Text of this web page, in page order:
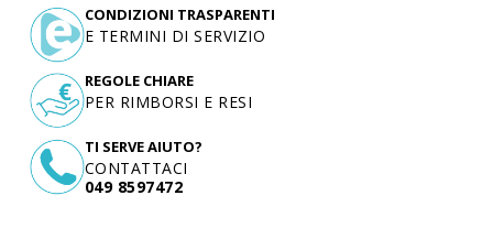
TI SERVE AIUTO?
CONTATTACI
049 8597472
CONDIZIONI TRASPARENTI
E TERMINI DI SERVIZIO
REGOLE CHIARE
PER RIMBORSI E RESI